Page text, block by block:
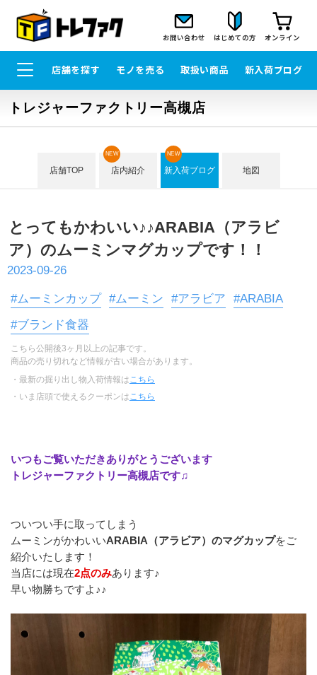
お問い合わせ はじめての方 オンライン
店舗を探す モノを売る 取扱い商品 新入荷ブログ
トレジャーファクトリー高槻店
店舗TOP 店内紹介
NEW
新入荷ブログ
NEW
地図
とってもかわいい♪♪ARABIA（アラビ
ア）のムーミンマグカップです！！
2023-09-26
#ムーミンカップ #ムーミン #アラビア
#ARABIA
#ブランド食器
こちら公開後3ヶ月以上の記事です。
商品の売り切れなど情報が古い場合があります。
・最新の掘り出し物入荷情報は こちら
・いま店頭で使えるクーポンは こちら
いつもご覧いただきありがとうございます
トレジャーファクトリー高槻店です♫
ついつい手に取ってしまう
ムーミンがかわいいARABIA（アラビア）のマグカップをご
紹介いたします！
当店には現在2点のみあります♪
早い物勝ちですよ♪♪